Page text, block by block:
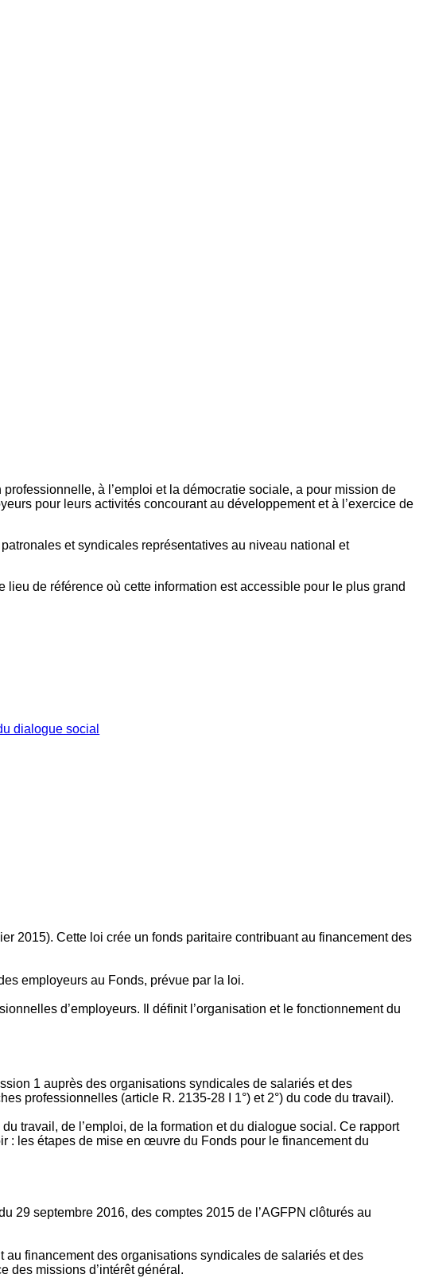
à l’emploi et la démocratie sociale, a pour mission de
pour leurs activités concourant au développement et à l’exercice de
et syndicales représentatives au niveau national et
de référence où cette information est accessible pour le plus grand
dialogue social
2015). Cette loi crée un fonds paritaire contribuant au financement des
employeurs au Fonds, prévue par la loi.
d’employeurs. Il définit l’organisation et le fonctionnement du
1 auprès des organisations syndicales de salariés et des
professionnelles (article R. 2135‐28 I 1°) et 2°) du code du travail).
travail, de l’emploi, de la formation et du dialogue social. Ce rapport
: les étapes de mise en œuvre du Fonds pour le financement du
29 septembre 2016, des comptes 2015 de l’AGFPN clôturés au
financement des organisations syndicales de salariés et des
des missions d’intérêt général.